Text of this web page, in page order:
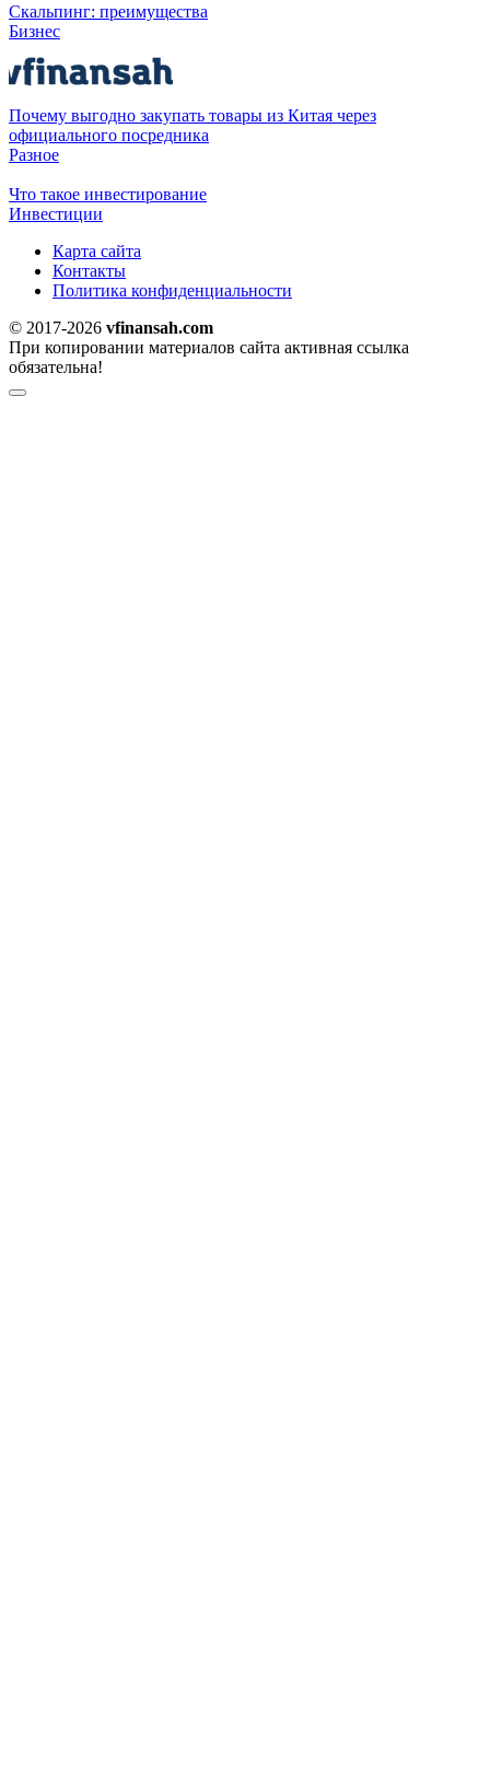
Скальпинг: преимущества
Бизнес
Почему выгодно закупать товары из Китая через
официального посредника
Разное
Что такое инвестирование
Инвестиции
Карта сайта
Контакты
Политика конфиденциальности
© 2017-2026 vfinansah.com
При копировании материалов сайта активная ссылка
обязательна!